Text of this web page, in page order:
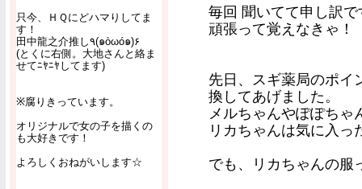
只今、ＨＱにどハマりしてま
す！
田中龍之介推し٩(๑òωó๑)۶
(とくに右側。大地さんと絡ま
せてﾆﾔﾆﾔしてます)
※腐りきっています。
オリジナルで女の子を描くの
も大好きです！
よろしくおねがいします☆
毎回 聞いてて申し訳
頑張って覚えなきゃ！
先日、スギ薬局のポイ
換してあげました。
メルちゃんやぽぽちゃ
リカちゃんは気に入
でも、リカちゃんの服